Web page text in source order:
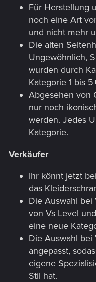
Für Herstellung
noch eine Art
und nicht mehr
Die alten
Ungewöhnlich,
wurden durch
Kategorie 1 bis
Abgesehen von
nur noch
werden. Jedes
Kategorie.
Verkäufer
Ihr könnt jetzt
das
Die Auswahl bei
von Vs Level
eine neue
Die Auswahl bei
angepasst,
eigene
Stil hat.